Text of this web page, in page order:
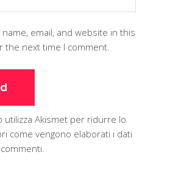
name, email, and website in this
the next time I comment.
utilizza Akismet per ridurre lo
come vengono elaborati i dati
.